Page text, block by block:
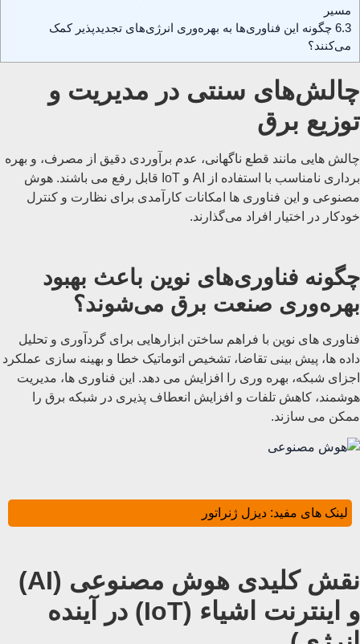
مسیر
6.3 چگونه این فناوری‌ها به بهره‌وری انرژی‌های تجدیدپذیر کمک
می‌کنند؟
چالش‌های سنتی در مدیریت و
توزیع برق
چالش ‌هایی مانند قطع‌ ناگهانی، عدم برآوردی دقیق از مصرف، و بهره
‌برداری نامناسب با استفاده از AI و IoT قابل رفع می ‌باشند. هوش
مصنوعی و این فناوری ‌ها امکانات کارآمدی برای نظارت و کنترل
خودکار در اختیار افراد می‌گذارند.
چگونه فناوری‌های نوین باعث بهبود
بهره‌وری صنعت برق می‌شوند؟
فناوری‌ های نوین با فراهم ساختن ابزارهایی برای گردآوری و تحلیل
داده ها، پیش بینی تقاضا، تشخیص اتوماتیک خطا و بهینه سازی عملکرد
اجزای شبکه، بهره ‌وری را افزایش می دهد. این فناوری ‌ها، مدیریت
هوشمند، کاهش تلفات و افزایش انعطاف ‌پذیری در شبکه برق را
ممکن می ‌سازند.
لینک های مفید: دیزل ژنراتور
نقش کلیدی هوش مصنوعی (AI)
و اینترنت اشیاء (IoT) در آینده